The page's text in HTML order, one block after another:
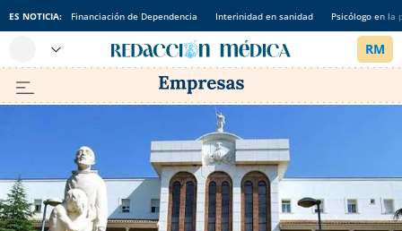
ES NOTICIA: Financiación de Dependencia Interinidad en sanidad Psicólogo en la